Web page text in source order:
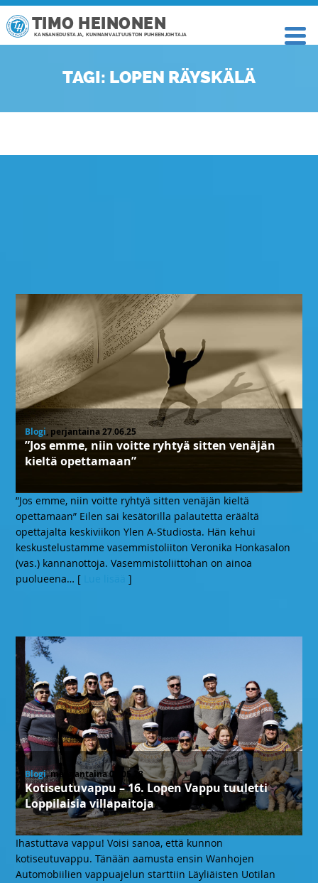
TIMO HEINONEN
KANSANEDUSTAJA, KUNNANVALTUUSTON PUHEENJOHTAJA
TAGI: LOPEN RÄYSKÄLÄ
Blogi, perjantaina 27.06.25
”Jos emme, niin voitte ryhtyä sitten venäjän
kieltä opettamaan”
”Jos emme, niin voitte ryhtyä sitten venäjän kieltä
opettamaan” Eilen sai kesätorilla palautetta eräältä
opettajalta keskiviikon Ylen A-Studiosta. Hän kehui
keskustelustamme vasemmistoliiton Veronika Honkasalon
(vas.) kannanottoja. Vasemmistoliittohan on ainoa
puolueena… [ ]
Blogi, maanantaina 01.05.23
Kotiseutuvappu – 16. Lopen Vappu tuuletti
Loppilaisia villapaitoja
Ihastuttava vappu! Voisi sanoa, että kunnon
kotiseutuvappu. Tänään aamusta ensin Wanhojen
Automobiilien vappuajelun starttiin Läyliäisten Uotilan